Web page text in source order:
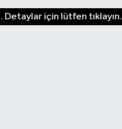
için lütfen tıklayın.